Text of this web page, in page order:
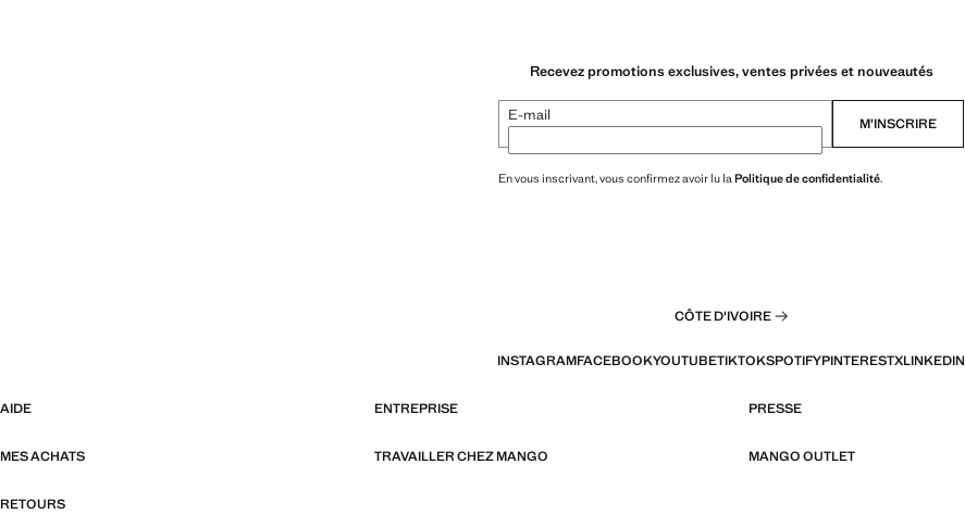
Recevez promotions exclusives, ventes privées et nouveautés
E-mail M’INSCRIRE
En vous inscrivant, vous confirmez avoir lu laPolitique de confidentialité.
CÔTE D'IVOIRE
INSTAGRAMFACEBOOKYOUTUBETIKTOKSPOTIFYPINTERESTXLINKEDIN
AIDE ENTREPRISE PRESSE
MES ACHATS TRAVAILLER CHEZ MANGO MANGO OUTLET
RETOURS